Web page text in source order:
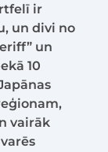
ir
un divi no
un
10
vairāk